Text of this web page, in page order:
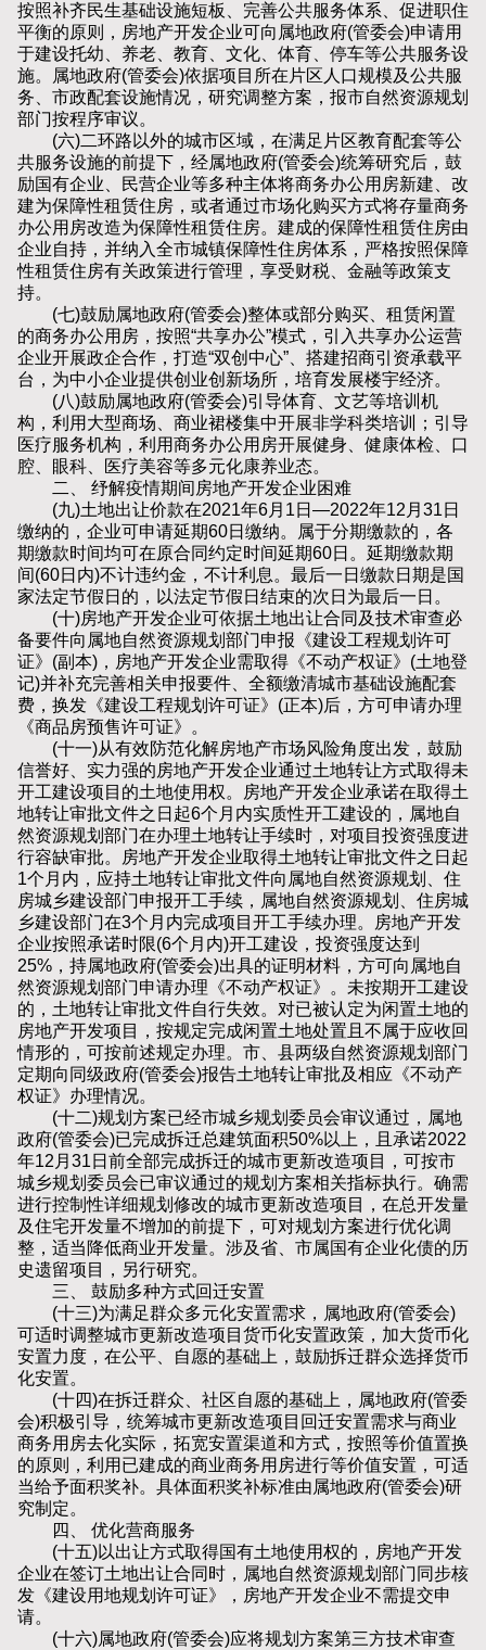
按照补齐民生基础设施短板、完善公共服务体系、促进职住
平衡的原则，房地产开发企业可向属地政府(管委会)申请用
于建设托幼、养老、教育、文化、体育、停车等公共服务设
施。属地政府(管委会)依据项目所在片区人口规模及公共服
务、市政配套设施情况，研究调整方案，报市自然资源规划
部门按程序审议。
(六)二环路以外的城市区域，在满足片区教育配套等公
共服务设施的前提下，经属地政府(管委会)统筹研究后，鼓
励国有企业、民营企业等多种主体将商务办公用房新建、改
建为保障性租赁住房，或者通过市场化购买方式将存量商务
办公用房改造为保障性租赁住房。建成的保障性租赁住房由
企业自持，并纳入全市城镇保障性住房体系，严格按照保障
性租赁住房有关政策进行管理，享受财税、金融等政策支
持。
(七)鼓励属地政府(管委会)整体或部分购买、租赁闲置
的商务办公用房，按照“共享办公”模式，引入共享办公运营
企业开展政企合作，打造“双创中心”、搭建招商引资承载平
台，为中小企业提供创业创新场所，培育发展楼宇经济。
(八)鼓励属地政府(管委会)引导体育、文艺等培训机
构，利用大型商场、商业裙楼集中开展非学科类培训；引导
医疗服务机构，利用商务办公用房开展健身、健康体检、口
腔、眼科、医疗美容等多元化康养业态。
二、 纾解疫情期间房地产开发企业困难
(九)土地出让价款在2021年6月1日—2022年12月31日
缴纳的，企业可申请延期60日缴纳。属于分期缴款的，各
期缴款时间均可在原合同约定时间延期60日。延期缴款期
间(60日内)不计违约金，不计利息。最后一日缴款日期是国
家法定节假日的，以法定节假日结束的次日为最后一日。
(十)房地产开发企业可依据土地出让合同及技术审查必
备要件向属地自然资源规划部门申报《建设工程规划许可
证》(副本)，房地产开发企业需取得《不动产权证》(土地登
记)并补充完善相关申报要件、全额缴清城市基础设施配套
费，换发《建设工程规划许可证》(正本)后，方可申请办理
《商品房预售许可证》。
(十一)从有效防范化解房地产市场风险角度出发，鼓励
信誉好、实力强的房地产开发企业通过土地转让方式取得未
开工建设项目的土地使用权。房地产开发企业承诺在取得土
地转让审批文件之日起6个月内实质性开工建设的，属地自
然资源规划部门在办理土地转让手续时，对项目投资强度进
行容缺审批。房地产开发企业取得土地转让审批文件之日起
1个月内，应持土地转让审批文件向属地自然资源规划、住
房城乡建设部门申报开工手续，属地自然资源规划、住房城
乡建设部门在3个月内完成项目开工手续办理。房地产开发
企业按照承诺时限(6个月内)开工建设，投资强度达到
25%，持属地政府(管委会)出具的证明材料，方可向属地自
然资源规划部门申请办理《不动产权证》。未按期开工建设
的，土地转让审批文件自行失效。对已被认定为闲置土地的
房地产开发项目，按规定完成闲置土地处置且不属于应收回
情形的，可按前述规定办理。市、县两级自然资源规划部门
定期向同级政府(管委会)报告土地转让审批及相应《不动产
权证》办理情况。
(十二)规划方案已经市城乡规划委员会审议通过，属地
政府(管委会)已完成拆迁总建筑面积50%以上，且承诺2022
年12月31日前全部完成拆迁的城市更新改造项目，可按市
城乡规划委员会已审议通过的规划方案相关指标执行。确需
进行控制性详细规划修改的城市更新改造项目，在总开发量
及住宅开发量不增加的前提下，可对规划方案进行优化调
整，适当降低商业开发量。涉及省、市属国有企业化债的历
史遗留项目，另行研究。
三、 鼓励多种方式回迁安置
(十三)为满足群众多元化安置需求，属地政府(管委会)
可适时调整城市更新改造项目货币化安置政策，加大货币化
安置力度，在公平、自愿的基础上，鼓励拆迁群众选择货币
化安置。
(十四)在拆迁群众、社区自愿的基础上，属地政府(管委
会)积极引导，统筹城市更新改造项目回迁安置需求与商业
商务用房去化实际，拓宽安置渠道和方式，按照等价值置换
的原则，利用已建成的商业商务用房进行等价值安置，可适
当给予面积奖补。具体面积奖补标准由属地政府(管委会)研
究制定。
四、 优化营商服务
(十五)以出让方式取得国有土地使用权的，房地产开发
企业在签订土地出让合同时，属地自然资源规划部门同步核
发《建设用地规划许可证》，房地产开发企业不需提交申
请。
(十六)属地政府(管委会)应将规划方案第三方技术审查